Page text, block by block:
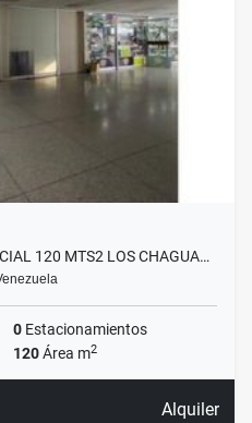
120 MTS2 LOS CHAGUA…
0 Estacionamientos
120Área m2
Alquiler